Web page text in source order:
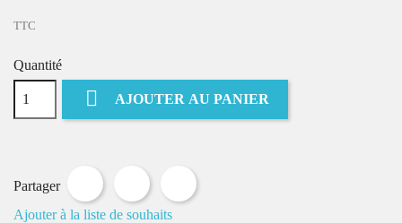
TTC
Quantité
 AJOUTER AU PANIER
Partager
Partager
Ajouter à la liste de souhaits